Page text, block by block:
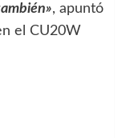
, apuntó
el CU20W